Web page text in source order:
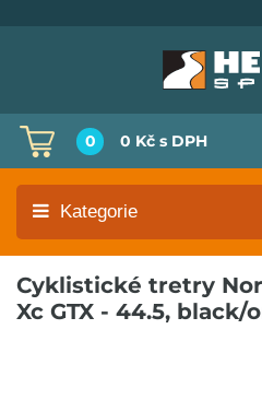
0 0 Kč s DPH
Kategorie
Cyklistické tretry
Xc GTX - 44.5,